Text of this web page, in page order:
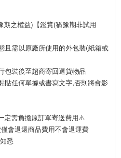
之權益)【鑑賞(猶豫期非試用
且需以原廠所使用的外包裝(紙箱或
包裝後至超商寄回退貨物品
貼任何單據或書寫文字,否則將會影
定需負擔原訂單寄送費用⚠️
會退還商品費用不會退運費
悉